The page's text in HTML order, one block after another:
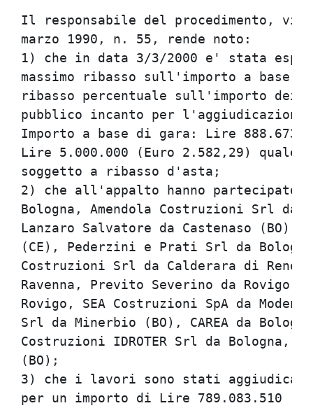
Il responsabile del
marzo 1990,
1) che in data 3/3/2000 e'
massimo ribasso sull'importo
ribasso percentuale
pubblico incanto per
Importo a base di gara: Lire
Lire 5.000.000 (Euro
soggetto a
2) che all'appalto hanno
Bologna, Amendola
Lanzaro Salvatore da Castenaso
(CE), Pederzini e Prati Srl da
Costruzioni Srl da Calderara di
Ravenna, Previto Severino da
Rovigo, SEA Costruzioni SpA
Srl da Minerbio (BO), CAREA da
Costruzioni IDROTER Srl da
3) che i lavori sono stati
per un importo di Lire